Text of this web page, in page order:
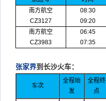
南方航空
CZ3127
08:30
09:20
南方航空
CZ3983
06:45
07:35
张家界到长沙火车：
车次
全程始
发
全程终
点